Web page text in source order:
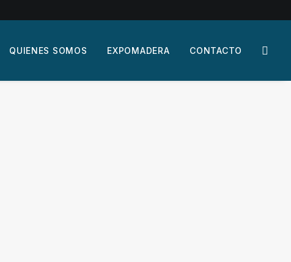
QUIENES SOMOS EXPOMADERA CONTACTO